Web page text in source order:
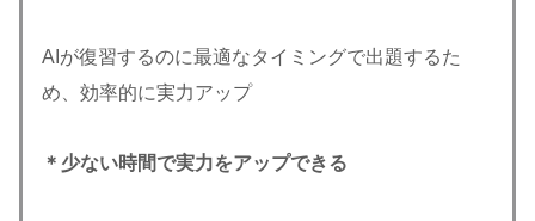
AIが復習するのに最適なタイミングで出題するた
め、効率的に実力アップ
＊少ない時間で実力をアップできる